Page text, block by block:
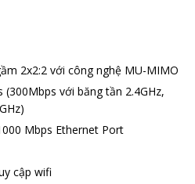
2x2:2 với công nghệ MU-MIMO
với băng tần 2.4GHz,
Mbps Ethernet Port
cập wifi